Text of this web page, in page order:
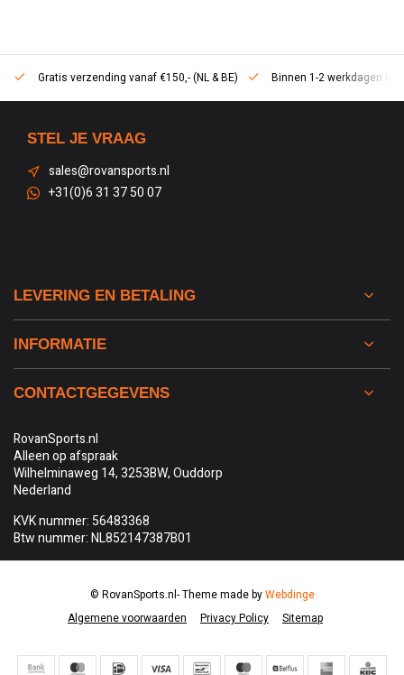
Gratis verzending vanaf €150,- (NL & BE) Binnen 1-2 werkdagen in
STEL JE VRAAG
sales@rovansports.nl
+31(0)6 31 37 50 07
LEVERING EN BETALING
INFORMATIE
CONTACTGEGEVENS
RovanSports.nl
Alleen op afspraak
Wilhelminaweg 14, 3253BW, Ouddorp
Nederland
KVK nummer: 56483368
Btw nummer: NL852147387B01
Algemene voorwaarden Privacy Policy Sitemap
© RovanSports.nl- Theme made byWebdinge